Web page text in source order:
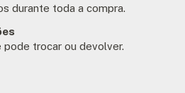
durante toda a compra.
pode trocar ou devolver.